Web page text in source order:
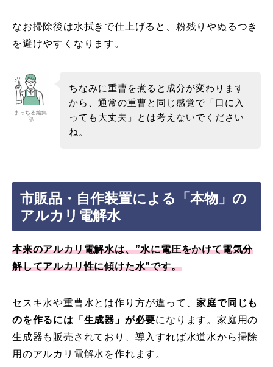
なお掃除後は水拭きで仕上げると、粉残りやぬるつき
を避けやすくなります。
まっちる編集
部
ちなみに重曹を煮ると成分が変わります
から、通常の重曹と同じ感覚で「口に入
っても大丈夫」とは考えないでください
ね。
市販品・自作装置による「本物」の
アルカリ電解水
本来のアルカリ電解水は、”水に電圧をかけて電気分
解してアルカリ性に傾けた水”です。
セスキ水や重曹水とは作り方が違って、家庭で同じも
のを作るには「生成器」が必要になります。家庭用の
生成器も販売されており、導入すれば水道水から掃除
用のアルカリ電解水を作れます。